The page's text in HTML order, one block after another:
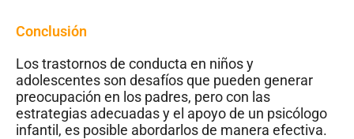
Conclusión
Los trastornos de conducta en niños y
adolescentes son desafíos que pueden generar
preocupación en los padres, pero con las
estrategias adecuadas y el apoyo de un psicólogo
infantil, es posible abordarlos de manera efectiva.